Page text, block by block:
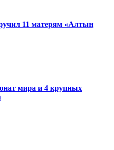
11 матерям «Алтын
мира и 4 крупных